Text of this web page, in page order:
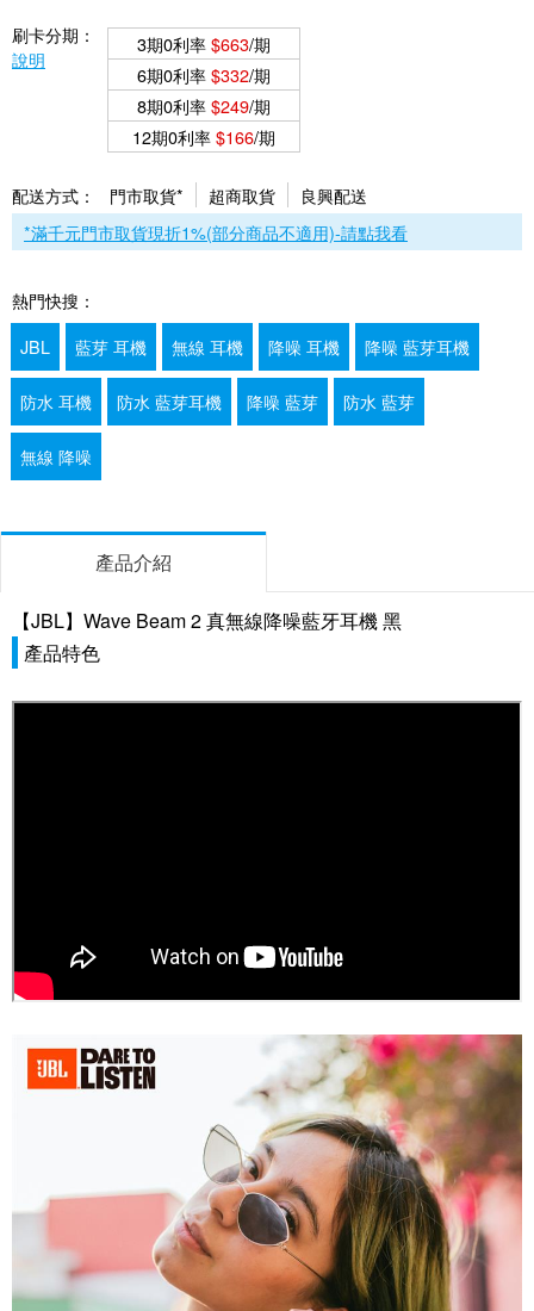
刷卡分期：
說明
3期0利率$663/期
6期0利率$332/期
8期0利率$249/期
12期0利率$166/期
配送方式： 門市取貨* 超商取貨
良興配送
*滿千元門市取貨現折1%(部分商品不適用)-請點我看
熱門快搜：
JBL
藍芽 耳機 無線 耳機 降噪 耳機 降噪 藍芽耳機
防水 耳機 防水 藍芽耳機 降噪 藍芽 防水 藍芽
無線 降噪
產品介紹
【JBL】Wave Beam 2 真無線降噪藍牙耳機 黑
產品特色